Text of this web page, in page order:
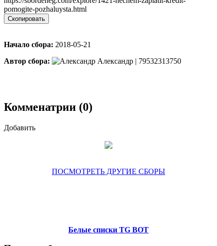
pomogite-pozhaluysta.html
Скопировать
Начало сбора: 2018-05-21
Автор сбора:
Александр | 79532313750
Комменатрии (0)
Добавить
ПОСМОТРЕТЬ ДРУГИЕ СБОРЫ
Белые списки TG BOT